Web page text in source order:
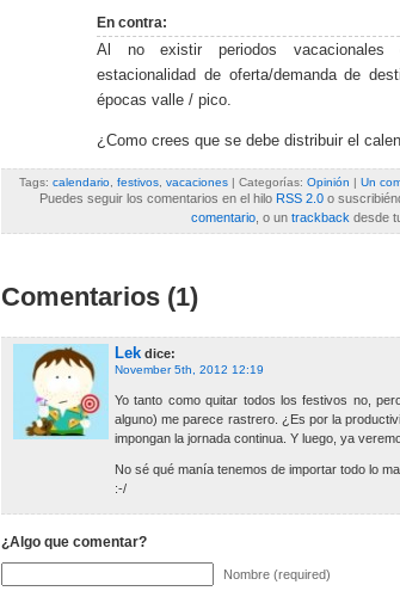
En contra:
Al no existir periodos vacacionales
estacionalidad de oferta/demanda de
épocas valle / pico.
¿Como crees que se debe distribuir el
Tags: calendario festivos vacaciones | Categorías: Opinión | Un
Puedes seguir los comentarios en el hilo RSS 2.0o
comentario, o un trackback desde
Comentarios (1)
Lek dice:
November 5th, 2012 12:19
Yo tanto como quitar todos los festivos no,
alguno) me parece rastrero. ¿Es por la
impongan la jornada continua. Y luego, ya
No sé qué manía tenemos de importar todo lo
:-/
¿Algo que comentar?
Nombre (required)